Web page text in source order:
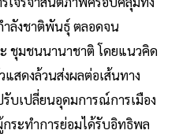
ำลังชาติพันธุ์ ตลอดจน
ชุมชนนานาชาติ โดยแนวคิด
แสดงล้วนส่งผลต่อเส้นทาง
บเปลี่ยนอุดมการณ์การเมือง
ระทำการย่อมได้รับอิทธิพล